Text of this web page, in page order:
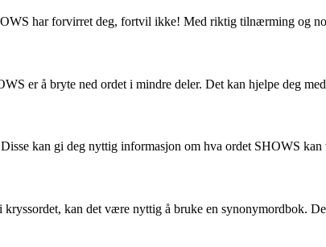
har forvirret deg, fortvil ikke! Med riktig tilnærming og
er å bryte ned ordet i mindre deler. Det kan hjelpe deg
kan gi deg nyttig informasjon om hva ordet SHOWS
kan det være nyttig å bruke en synonymordbok.